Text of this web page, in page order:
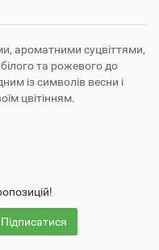
ароматними суцвіттями,
білого та рожевого до
із символів весни і
цвітінням.
Підписатися